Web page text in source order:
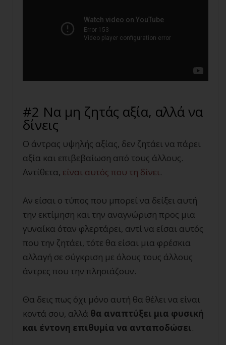
#2 Να μη ζητάς αξία, αλλά να
δίνεις
Ο άντρας υψηλής αξίας, δεν ζητάει να πάρει
αξία και επιβεβαίωση από τους άλλους.
Αντίθετα, είναι αυτός που τη δίνει.
Αν είσαι ο τύπος που μπορεί να δείξει αυτή
την εκτίμηση και την αναγνώριση προς μια
γυναίκα όταν φλερτάρει, αντί να είσαι αυτός
που την ζητάει, τότε θα είσαι μια φρέσκια
αλλαγή σε σύγκριση με όλους τους άλλους
άντρες που την πλησιάζουν.
Θα δεις πως όχι μόνο αυτή θα θέλει να είναι
κοντά σου, αλλά θα αναπτύξει μια φυσική
και έντονη επιθυμία να ανταποδώσει.